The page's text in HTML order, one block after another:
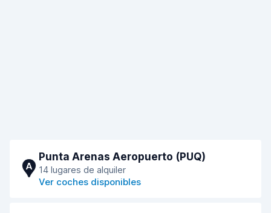
A
Punta Arenas Aeropuerto (PUQ)
14 lugares de alquiler
Ver coches disponibles